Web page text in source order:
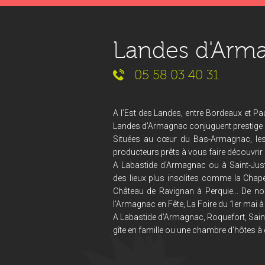
Landes
05 58 03 40 31
A l’Est des Landes, entre Bordeaux et
Landes d'Armagnac conjuguent
Situées au cœur du Bas-Armagnac,
producteurs prêts à vous faire découvrir
A Labastide d'Armagnac ou à Saint-
des lieux plus insolites comme la
Château de Ravignan à Perquie... De
l’Armagnac en Fête, La Foire du 1er mai
A Labastide d’Armagnac, Roquefort,
gîte en famille ou une chambre d’hôtes